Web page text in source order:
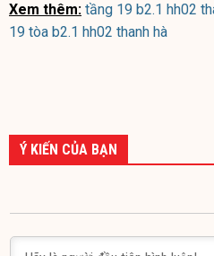
Xem thêm: tầng 19 b2.1 hh02
19 tòa b2.1 hh02 thanh hà
Ý KIẾN CỦA BẠN